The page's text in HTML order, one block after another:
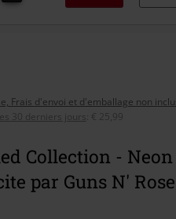
Frais d'envoi et d'emballage non
30 derniers jours
€ 25,99
Collection - Neon
par Guns N'